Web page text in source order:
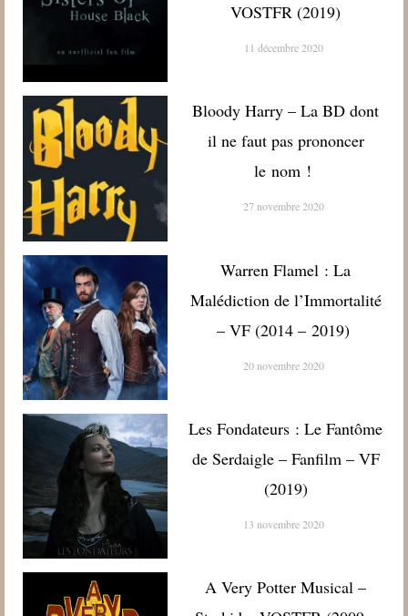
VOSTFR (2019)
11 décembre 2020
Bloody Harry – La BD dont
il ne faut pas prononcer
le nom !
27 novembre 2020
Warren Flamel : La
Malédiction de l’Immortalité
– VF (2014 – 2019)
20 novembre 2020
Les Fondateurs : Le Fantôme
de Serdaigle – Fanfilm – VF
(2019)
13 novembre 2020
A Very Potter Musical –